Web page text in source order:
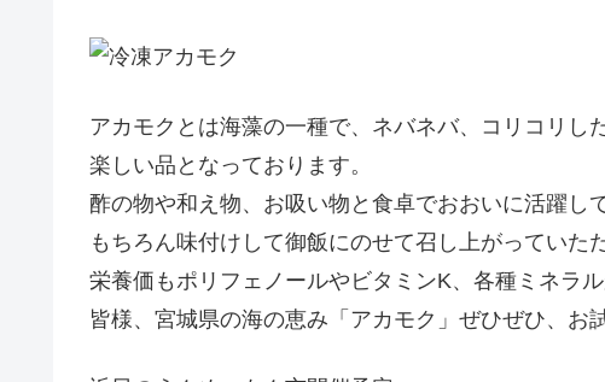
アカモクとは海藻の一種で、ネバネバ、コリコリし
楽しい品となっております。
酢の物や和え物、お吸い物と食卓でおおいに活躍し
もちろん味付けして御飯にのせて召し上がっていた
栄養価もポリフェノールやビタミンK、各種ミネラ
皆様、宮城県の海の恵み「アカモク」ぜひぜひ、お